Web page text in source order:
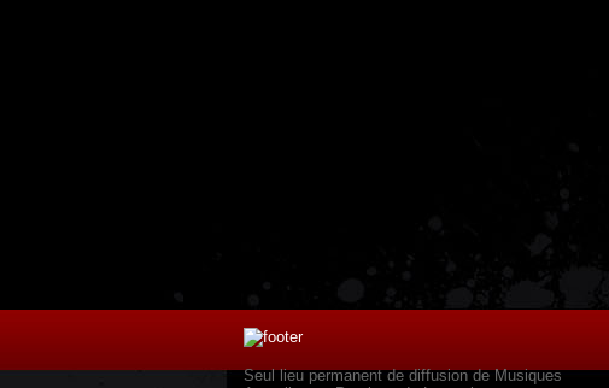
Seul lieu permanent de diffusion de Musiques